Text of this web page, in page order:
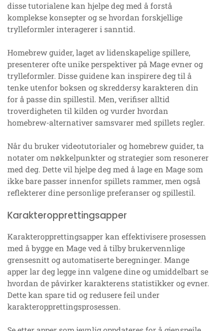
disse tutorialene kan hjelpe deg med å forstå
komplekse konsepter og se hvordan forskjellige
trylleformler interagerer i sanntid.
Homebrew guider, laget av lidenskapelige spillere,
presenterer ofte unike perspektiver på Mage evner og
trylleformler. Disse guidene kan inspirere deg til å
tenke utenfor boksen og skreddersy karakteren din
for å passe din spillestil. Men, verifiser alltid
troverdigheten til kilden og vurder hvordan
homebrew-alternativer samsvarer med spillets regler.
Når du bruker videotutorialer og homebrew guider, ta
notater om nøkkelpunkter og strategier som resonerer
med deg. Dette vil hjelpe deg med å lage en Mage som
ikke bare passer innenfor spillets rammer, men også
reflekterer dine personlige preferanser og spillestil.
Karakteropprettingsapper
Karakteropprettingsapper kan effektivisere prosessen
med å bygge en Mage ved å tilby brukervennlige
grensesnitt og automatiserte beregninger. Mange
apper lar deg legge inn valgene dine og umiddelbart se
hvordan de påvirker karakterens statistikker og evner.
Dette kan spare tid og redusere feil under
karakteropprettingsprosessen.